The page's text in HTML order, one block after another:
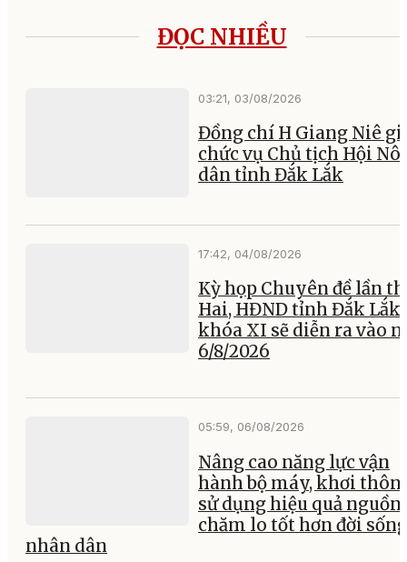
ĐỌC NHIỀU
03:21, 03/08/2026
Đồng chí H Giang Niê
chức vụ Chủ tịch Hội
dân tỉnh Đắk Lắk
17:42, 04/08/2026
Kỳ họp Chuyên đề lần
Hai, HĐND tỉnh Đắk Lắk
khóa XI sẽ diễn ra vào
6/8/2026
05:59, 06/08/2026
Nâng cao năng lực vận
hành bộ máy, khơi
sử dụng hiệu quả nguồn
chăm lo tốt hơn đời sống
nhân dân